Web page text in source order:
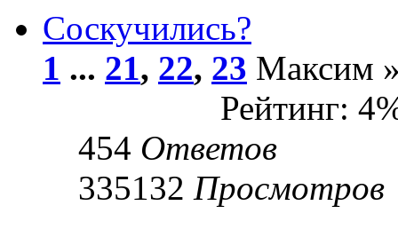
Соскучились?
1 ... 21, 22, 23 Максим
Рейтинг:
454 Ответов
335132 Просмотров